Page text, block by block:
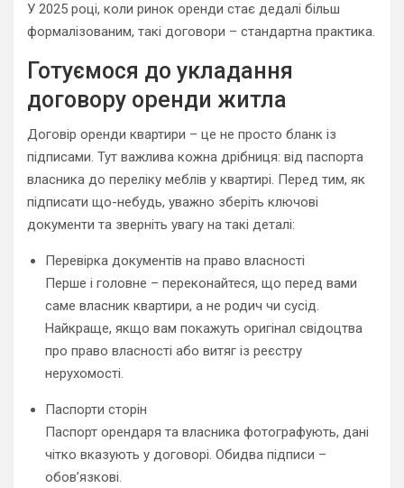
У 2025 році, коли ринок оренди стає дедалі більш
формалізованим, такі договори – стандартна практика.
Готуємося до укладання
договору оренди житла
Договір оренди квартири – це не просто бланк із
підписами. Тут важлива кожна дрібниця: від паспорта
власника до переліку меблів у квартирі. Перед тим, як
підписати що-небудь, уважно зберіть ключові
документи та зверніть увагу на такі деталі:
Перевірка документів на право власності
Перше і головне – переконайтеся, що перед вами
саме власник квартири, а не родич чи сусід.
Найкраще, якщо вам покажуть оригінал свідоцтва
про право власності або витяг із реєстру
нерухомості.
Паспорти сторін
Паспорт орендаря та власника фотографують, дані
чітко вказують у договорі. Обидва підписи –
обов’язкові.